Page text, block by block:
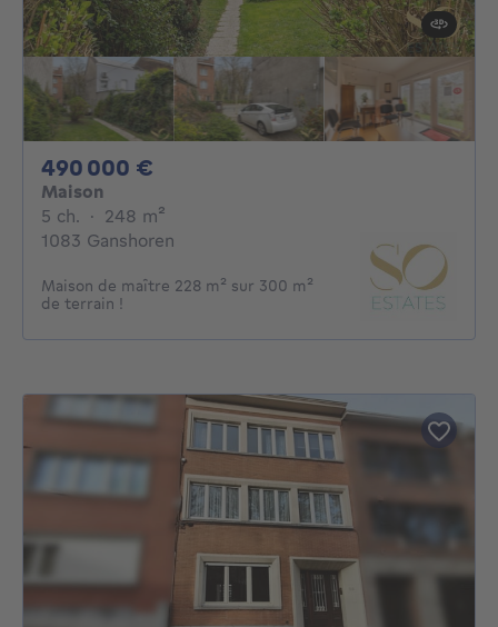
490 000 €
Maison
5 ch. 5 chambres
· 248 m²
1083 Ganshoren
Maison de maître 228 m² sur 300 m²
de terrain !